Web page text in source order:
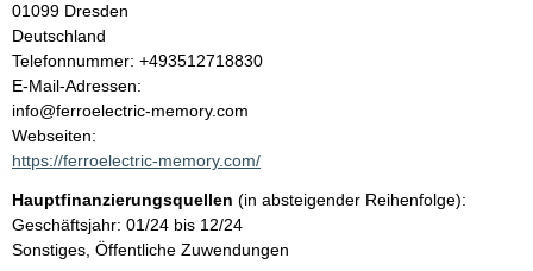
h
a
l
t
01099 Dresden
Deutschland
K
o
n
t
a
t
i
n
Telefonnummer: +493512718830
E-Mail-Adressen:
info@ferroelectric-memory.com
Webseiten:
https://ferroelectric-memory.com/
Hauptfinanzierungsquellen (in absteigender Reihenfolge):
Geschäftsjahr: 01/24 bis 12/24
Sonstiges, Öffentliche Zuwendungen